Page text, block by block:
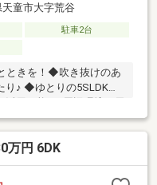
天童市大字荒谷
駐車2台
ときを！◆吹き抜けのあ
り♪ ◆ゆとりの5SLDK設
活用可能♪＝周辺環境＝天
第一中学校 … 徒歩約55分
ート山形大森店 … 車で
万円 6DK